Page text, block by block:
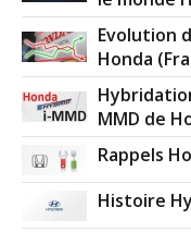
Evolution
Honda
MMD de
Rappels
Histoire